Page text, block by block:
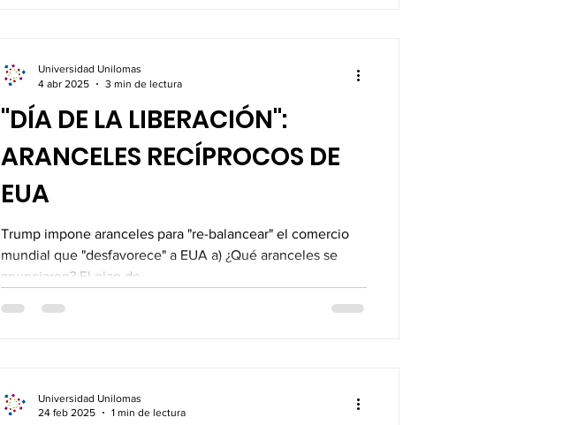
"DÍA DE LA LIBERACIÓN":
ARANCELES RECÍPROCOS DE
EUA
Trump impone aranceles para "re-balancear" el comercio
mundial que "desfavorece" a EUA a) ¿Qué aranceles se
anunciaron? El plan de...
Universidad Unilomas
4 abr 2025
3 min de lectura
Universidad Unilomas
24 feb 2025
1 min de lectura